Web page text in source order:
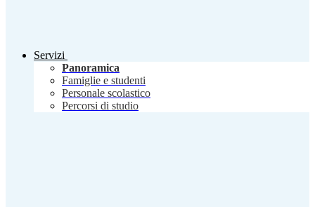
Servizi
Panoramica
Famiglie e studenti
Personale scolastico
Percorsi di studio